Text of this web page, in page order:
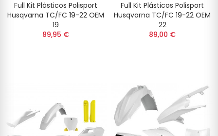
Full Kit Plásticos Polisport
Husqvarna TC/FC 19-22 OEM
19
89,95 €
Full Kit Plásticos Polisport
Husqvarna TC/FC 19-22 OEM
22
89,00 €